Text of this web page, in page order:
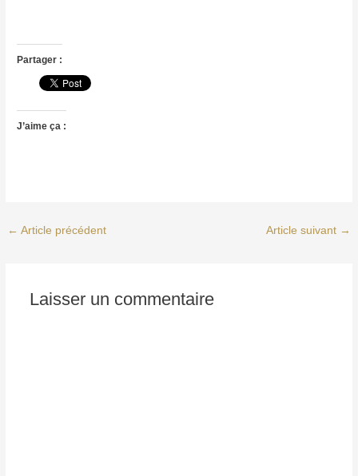
Partager :
J’aime ça :
← Article précédent Article suivant →
Laisser un commentaire